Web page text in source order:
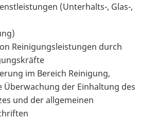
(Unterhalts-, Glas-,
Reinigungsleistungen durch
im Bereich Reinigung,
Überwachung der Einhaltung des
und der allgemeinen